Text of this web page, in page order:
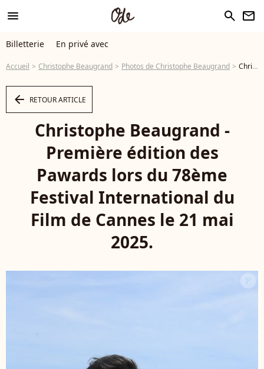
menu search newsletter
Billetterie En privé avec
Accueil Christophe Beaugrand Photos de Christophe Beaugrand Christophe Beaugrand - Première édition des Pawards lors du 78ème Festival International du Film de Cannes le 21 mai 2025. © Lionel Urman/Bestimage - Photo
arrow_left RETOUR ARTICLE
Christophe Beaugrand -
Première édition des
Pawards lors du 78ème
Festival International du
Film de Cannes le 21 mai
2025.